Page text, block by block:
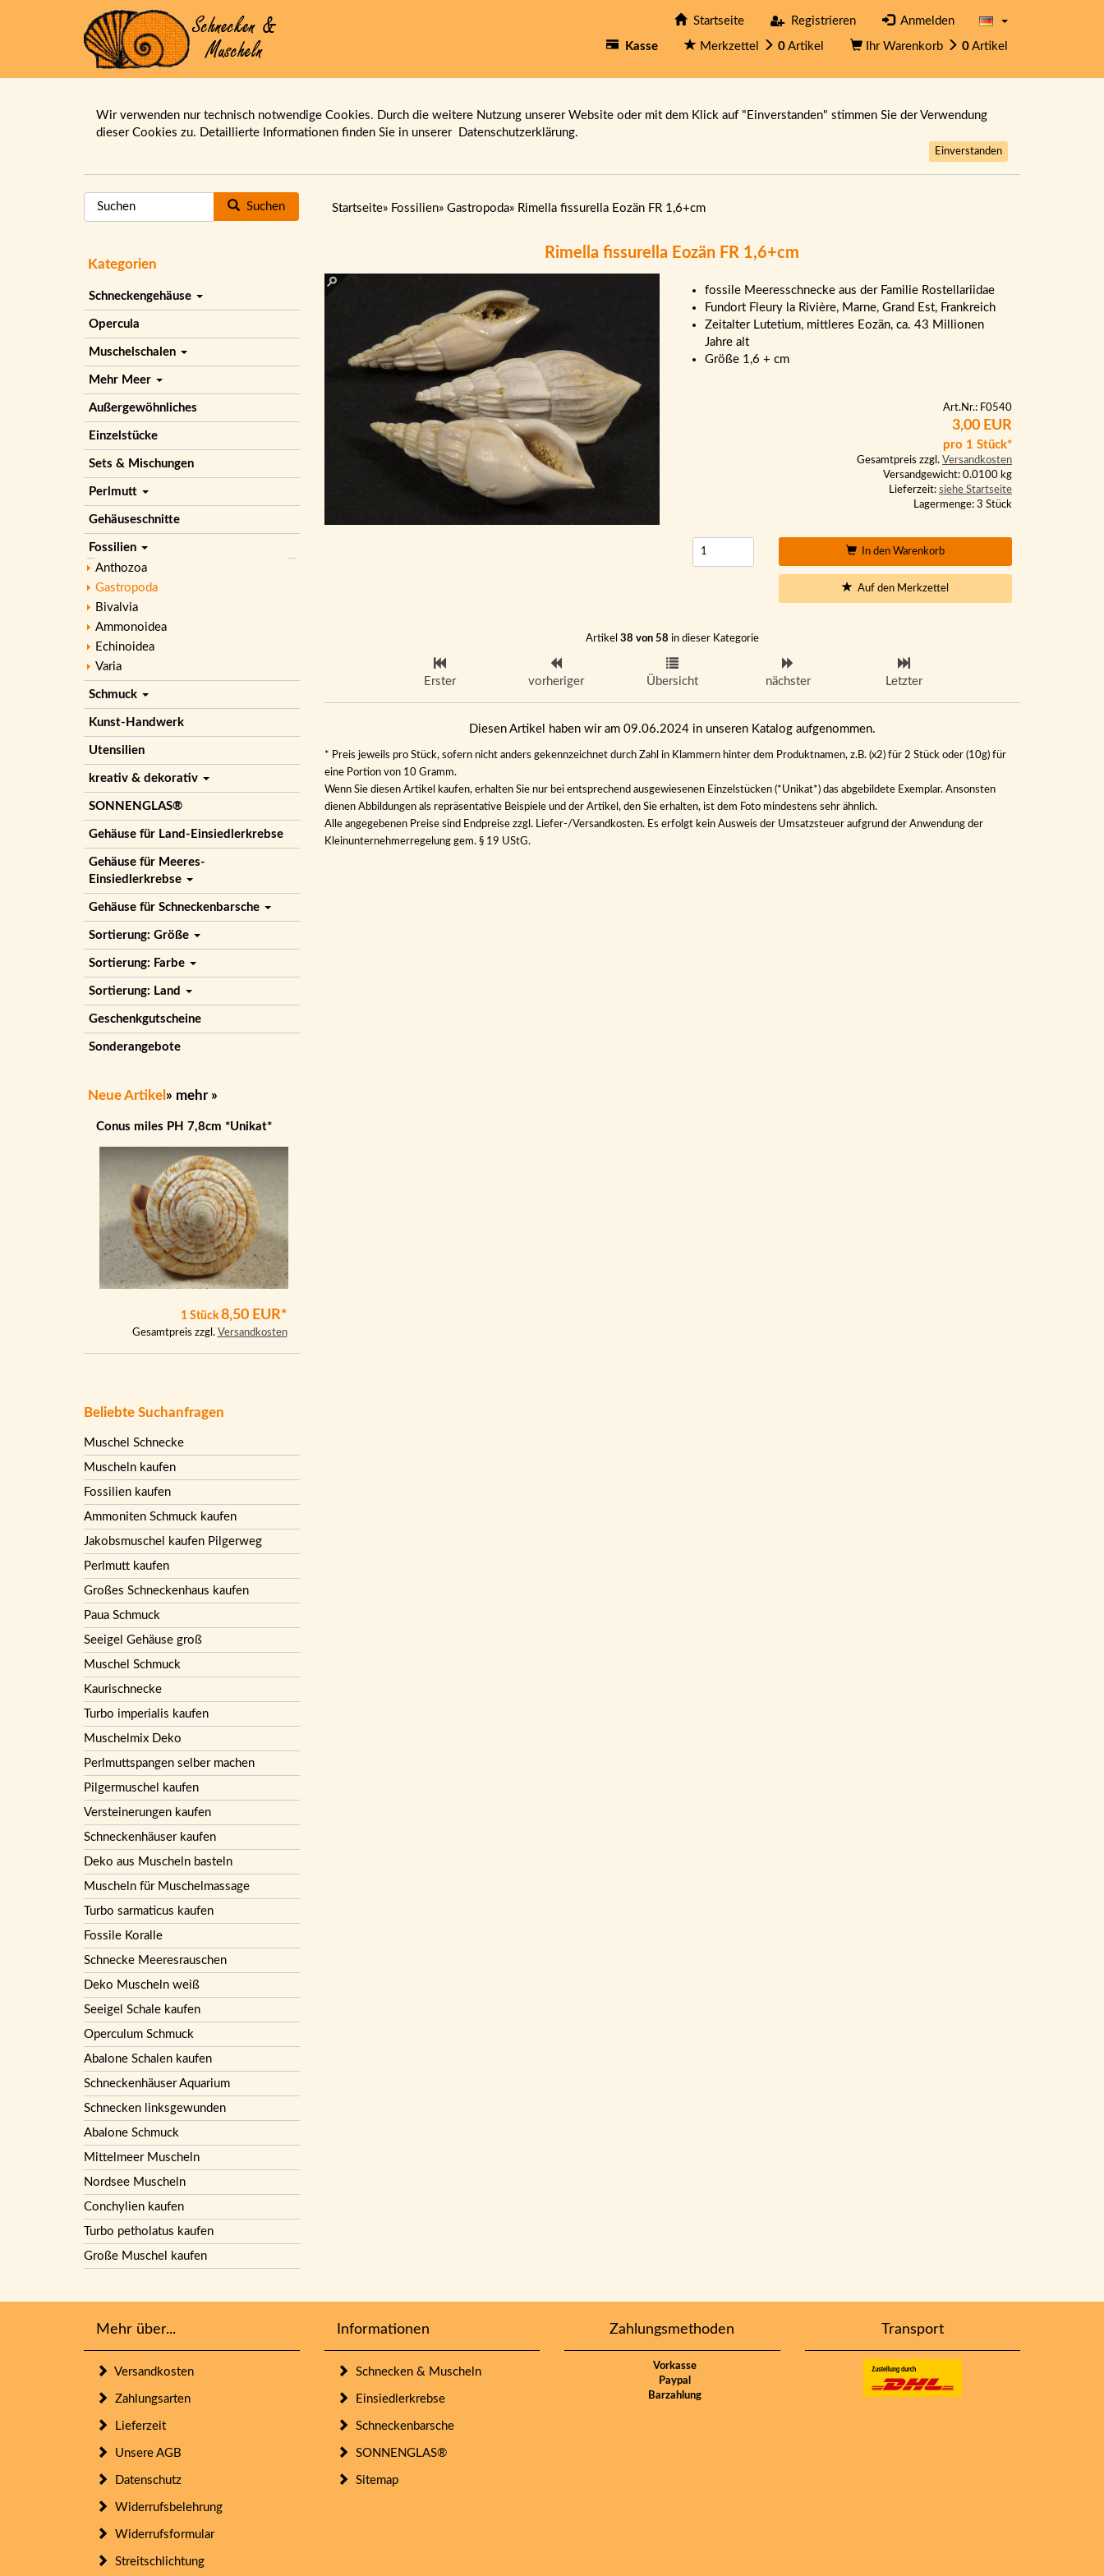
Startseite Registrieren Anmelden
Kasse Merkzettel 0 Artikel Ihr Warenkorb 0 Artikel
Wir verwenden nur technisch notwendige Cookies. Durch die weitere Nutzung unserer Website oder mit dem Klick auf "Einverstanden" stimmen Sie der Verwendung
dieser Cookies zu. Detaillierte Informationen finden Sie in unserer Datenschutzerklärung.
Einverstanden
Suchen
Kategorien
Schneckengehäuse
Opercula
Muschelschalen
Mehr Meer
Außergewöhnliches
Einzelstücke
Sets & Mischungen
Perlmutt
Gehäuseschnitte
Fossilien
Anthozoa
Gastropoda
Bivalvia
Ammonoidea
Echinoidea
Varia
Schmuck
Kunst-Handwerk
Utensilien
kreativ & dekorativ
SONNENGLAS®
Gehäuse für Land-Einsiedlerkrebse
Gehäuse für Meeres-
Einsiedlerkrebse
Gehäuse für Schneckenbarsche
Sortierung: Größe
Sortierung: Farbe
Sortierung: Land
Geschenkgutscheine
Sonderangebote
Neue Artikel » mehr »
Conus miles PH 7,8cm *Unikat*
1 Stück 8,50 EUR*
Gesamtpreis zzgl. Versandkosten
Beliebte Suchanfragen
Muschel Schnecke
Muscheln kaufen
Fossilien kaufen
Ammoniten Schmuck kaufen
Jakobsmuschel kaufen Pilgerweg
Perlmutt kaufen
Großes Schneckenhaus kaufen
Paua Schmuck
Seeigel Gehäuse groß
Muschel Schmuck
Kaurischnecke
Turbo imperialis kaufen
Muschelmix Deko
Perlmuttspangen selber machen
Pilgermuschel kaufen
Versteinerungen kaufen
Schneckenhäuser kaufen
Deko aus Muscheln basteln
Muscheln für Muschelmassage
Turbo sarmaticus kaufen
Fossile Koralle
Schnecke Meeresrauschen
Deko Muscheln weiß
Seeigel Schale kaufen
Operculum Schmuck
Abalone Schalen kaufen
Schneckenhäuser Aquarium
Schnecken linksgewunden
Abalone Schmuck
Mittelmeer Muscheln
Nordsee Muscheln
Conchylien kaufen
Turbo petholatus kaufen
Große Muschel kaufen
Startseite» Fossilien» Gastropoda» Rimella fissurella Eozän FR 1,6+cm
Rimella fissurella Eozän FR 1,6+cm
fossile Meeresschnecke aus der Familie Rostellariidae
Fundort Fleury la Rivière, Marne, Grand Est, Frankreich
Zeitalter Lutetium, mittleres Eozän, ca. 43 Millionen
Jahre alt
Größe 1,6 + cm
Art.Nr.: F0540
3,00 EUR
pro 1 Stück*
Gesamtpreis zzgl. Versandkosten
Versandgewicht: 0.0100 kg
Lieferzeit: siehe Startseite
Lagermenge: 3 Stück
In den Warenkorb
Auf den Merkzettel
Artikel 38 von 58 in dieser Kategorie
Erster vorheriger Übersicht nächster Letzter
Diesen Artikel haben wir am 09.06.2024 in unseren Katalog aufgenommen.
* Preis jeweils pro Stück, sofern nicht anders gekennzeichnet durch Zahl in Klammern hinter dem Produktnamen, z.B. (x2) für 2 Stück oder (10g) für
eine Portion von 10 Gramm.
Wenn Sie diesen Artikel kaufen, erhalten Sie nur bei entsprechend ausgewiesenen Einzelstücken (*Unikat*) das abgebildete Exemplar. Ansonsten
dienen Abbildungen als repräsentative Beispiele und der Artikel, den Sie erhalten, ist dem Foto mindestens sehr ähnlich.
Alle angegebenen Preise sind Endpreise zzgl. Liefer-/Versandkosten. Es erfolgt kein Ausweis der Umsatzsteuer aufgrund der Anwendung der
Kleinunternehmerregelung gem. § 19 UStG.
Mehr über...
Versandkosten
Zahlungsarten
Lieferzeit
Unsere AGB
Datenschutz
Widerrufsbelehrung
Widerrufsformular
Streitschlichtung
Informationen
Schnecken & Muscheln
Einsiedlerkrebse
Schneckenbarsche
SONNENGLAS®
Sitemap
Zahlungsmethoden
Vorkasse
Paypal
Barzahlung
Transport